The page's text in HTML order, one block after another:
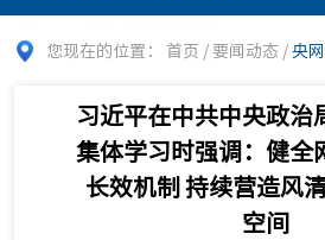
您现在的位置： 首页 / 要闻动态 /央
习近平在中共中央政治
集体学习时强调：健全
长效机制 持续营造风
空间